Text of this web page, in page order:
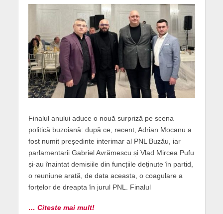
Finalul anului aduce o nouă surpriză pe scena
politică buzoiană: după ce, recent, Adrian Mocanu a
fost numit președinte interimar al PNL Buzău, iar
parlamentarii Gabriel Avrămescu și Vlad Mircea Pufu
și-au înaintat demisiile din funcțiile deținute în partid,
o reuniune arată, de data aceasta, o coagulare a
forțelor de dreapta în jurul PNL. Finalul
… Citeste mai mult!